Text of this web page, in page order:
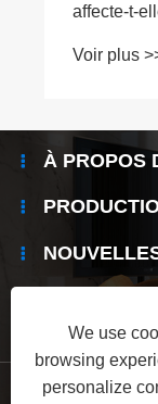
affecte-t-
Voir plus
À PROPOS
Links |
We use
browsing
personalize